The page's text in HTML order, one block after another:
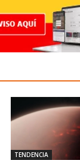
TENDENCIA